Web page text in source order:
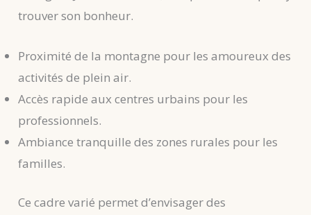
trouver son bonheur.
Proximité de la montagne pour les amoureux des
activités de plein air.
Accès rapide aux centres urbains pour les
professionnels.
Ambiance tranquille des zones rurales pour les
familles.
Ce cadre varié permet d’envisager des